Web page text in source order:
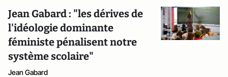
Jean Gabard : "les dérives de
l'idéologie dominante
féministe pénalisent notre
système scolaire"
Jean Gabard